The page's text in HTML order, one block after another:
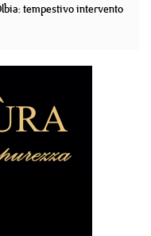
tempestivo intervento